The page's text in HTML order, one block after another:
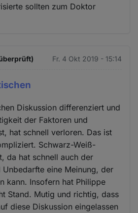
sollten zum Doktor
Fr. 4 Okt 2019 - 15:14
Diskussion differenziert und
der Faktoren und
hat schnell verloren. Das ist
Schwarz-Weiß-
da hat schnell auch der
eine Meinung, der
kann. Insofern hat Philippe
Stand. Mutig und richtig, dass
diese Diskussion eingelassen